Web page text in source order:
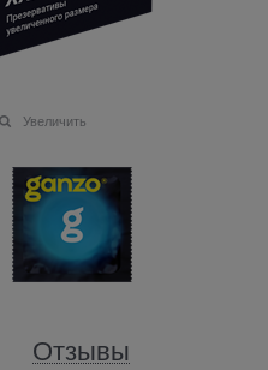
Увеличить
Отзывы